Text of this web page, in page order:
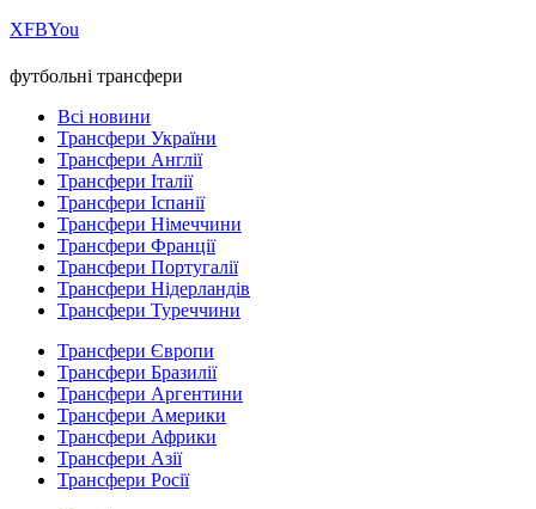
ХFBYou
футбольні трансфери
Всі новини
Трансфери України
Трансфери Англії
Трансфери Італії
Трансфери Іспанії
Трансфери Німеччини
Трансфери Франції
Трансфери Португалії
Трансфери Нідерландів
Трансфери Туреччини
Трансфери Європи
Трансфери Бразилії
Трансфери Аргентини
Трансфери Америки
Трансфери Африки
Трансфери Азії
Трансфери Росії